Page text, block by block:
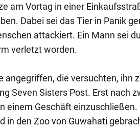
am Vortag in einer
Dabei sei das Tier in Panik
attackiert. Ein Mann sei
verletzt worden.
angegriffen, die versuchten, ihn
Seven Sisters Post. Erst nach
einem Geschäft
in den Zoo von Guwahati